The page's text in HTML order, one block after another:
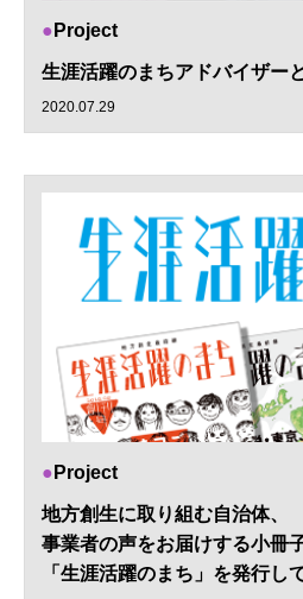
Project
生涯活躍のまちアドバイザー
2020.07.29
Project
地方創生に取り組む自治体、
事業者の声をお届けする小冊子
「生涯活躍のまち」を発行し